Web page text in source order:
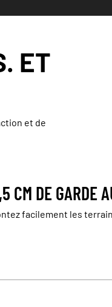
ET
et de
CM DE GARDE
facilement les